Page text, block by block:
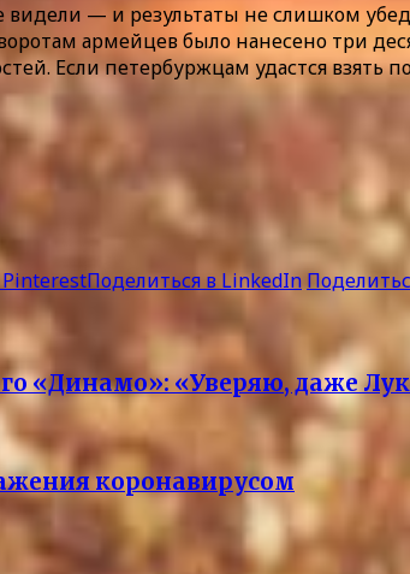
— и результаты не слишком
армейцев было нанесено три
Если петербуржцам удастся взять
Поделиться в LinkedIn
«Динамо»: «Уверяю, даже
коронавирусом